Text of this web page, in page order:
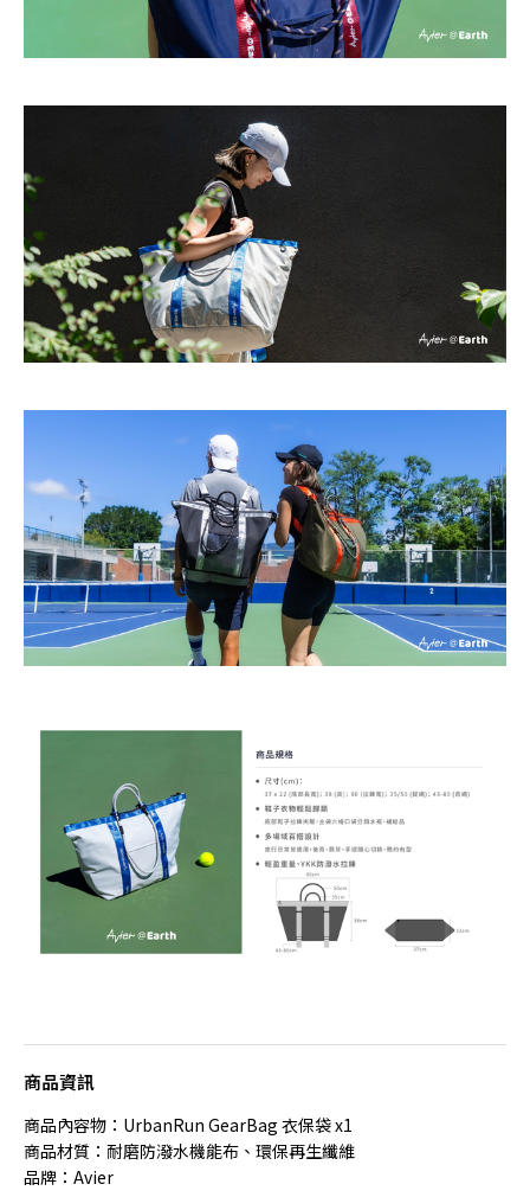
商品資訊
商品內容物：UrbanRun GearBag 衣保袋 x1
商品材質：耐磨防潑水機能布、環保再生纖維
品牌：Avier